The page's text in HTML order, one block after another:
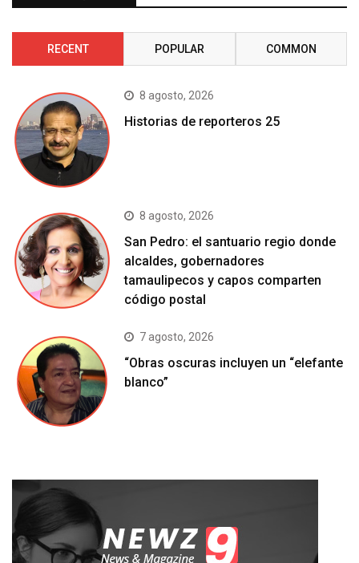
RECENT POPULAR COMMON
8 agosto, 2026
Historias de reporteros 25
8 agosto, 2026
San Pedro: el santuario regio donde
alcaldes, gobernadores
tamaulipecos y capos comparten
código postal
7 agosto, 2026
“Obras oscuras incluyen un “elefante
blanco”